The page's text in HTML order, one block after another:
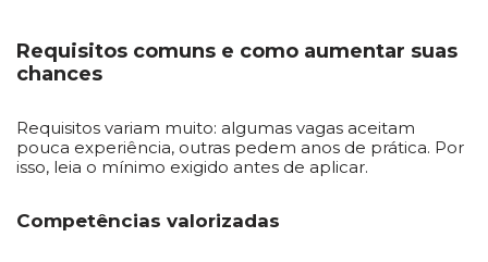
Requisitos comuns e como aumentar suas
chances
Requisitos variam muito: algumas vagas aceitam
pouca experiência, outras pedem anos de prática. Por
isso, leia o mínimo exigido antes de aplicar.
Competências valorizadas